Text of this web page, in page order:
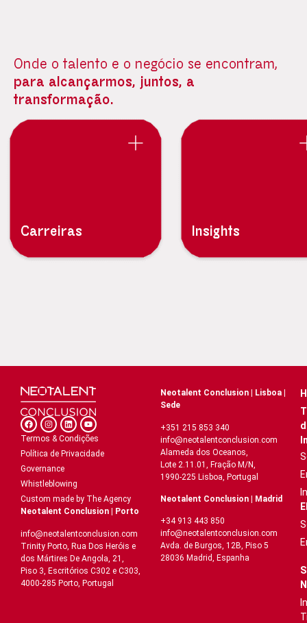
Onde o talento e o negócio se encontram,
para alcançarmos, juntos, a
transformação.
Carreiras Insights
Termos & Condições
Política de Privacidade
Governance
Whistleblowing
Custom made by The Agency
Neotalent Conclusion | Porto
info@neotalentconclusion.com
Trinity Porto, Rua Dos Heróis e
dos Mártires De Angola, 21,
Piso 3, Escritórios C302 e C303,
4000-285 Porto, Portugal
Neotalent Conclusion | Lisboa |
Sede
+351 215 853 340
info@neotalentconclusion.com
Alameda dos Oceanos,
Lote 2.11.01, Fração M/N,
1990-225 Lisboa, Portugal
Neotalent Conclusion | Madrid
+34 913 443 850
info@neotalentconclusion.com
Avda. de Burgos, 12B, Piso 5
28036 Madrid, Espanha